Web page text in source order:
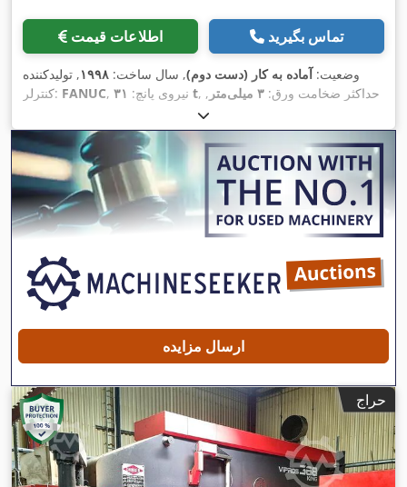
اطلاعات قیمت تماس بگیرید
وضعیت:آماده به کار (دست دوم), سال ساخت: ۱۹۹۸, تولیدکننده
کنترلر: FANUC , نیروی پانچ: ۳۱ t , حداکثر ضخامت ورق: ۳ میلی‌متر
,
, عرض کل:
۳٬۰۵۰ میلی‌متر, مسافت جابجایی محور X: ۴٬۰۰۰ میلی‌متر, مسافت
حرکت محور Y:
۱٬۲۷۰ میلی‌متر , حداکثر طول محصول:
۸٬۳۰۰
میلی‌متر, تعداد محور:۲
ارسال مزایده
حراج